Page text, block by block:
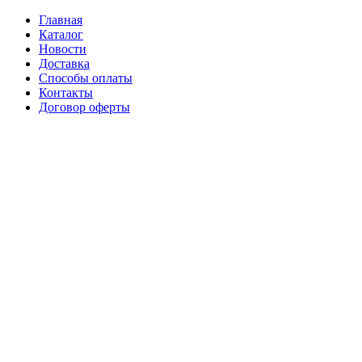
Главная
Каталог
Новости
Доставка
Способы оплаты
Контакты
Договор оферты